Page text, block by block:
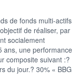
2 100
de fonds multi-actifs
de réaliser, par
socialement
ans, une performance
composite suivant :?
du jour.? 30% « BBG